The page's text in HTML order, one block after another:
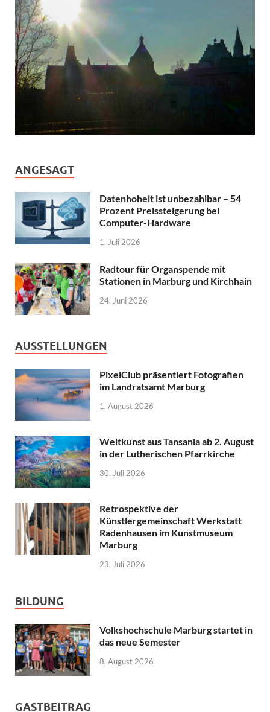
ANGESAGT
Datenhoheit ist unbezahlbar – 54
Prozent Preissteigerung bei
Computer-Hardware
1. Juli 2026
Radtour für Organspende mit
Stationen in Marburg und Kirchhain
24. Juni 2026
AUSSTELLUNGEN
PixelClub präsentiert Fotografien
im Landratsamt Marburg
1. August 2026
Weltkunst aus Tansania ab 2. August
in der Lutherischen Pfarrkirche
30. Juli 2026
Retrospektive der
Künstlergemeinschaft Werkstatt
Radenhausen im Kunstmuseum
Marburg
23. Juli 2026
BILDUNG
Volkshochschule Marburg startet in
das neue Semester
8. August 2026
GASTBEITRAG